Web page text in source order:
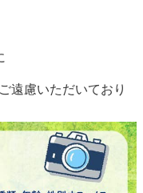
遠慮いただいており